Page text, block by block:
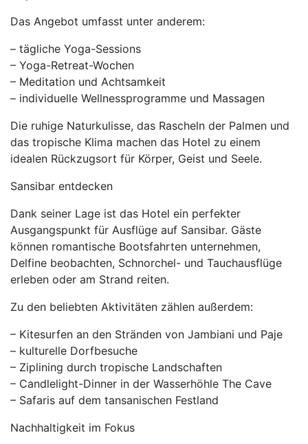
Das Angebot umfasst unter anderem:
– tägliche Yoga-Sessions
– Yoga-Retreat-Wochen
– Meditation und Achtsamkeit
– individuelle Wellnessprogramme und Massagen
Die ruhige Naturkulisse, das Rascheln der Palmen und
das tropische Klima machen das Hotel zu einem
idealen Rückzugsort für Körper, Geist und Seele.
Sansibar entdecken
Dank seiner Lage ist das Hotel ein perfekter
Ausgangspunkt für Ausflüge auf Sansibar. Gäste
können romantische Bootsfahrten unternehmen,
Delfine beobachten, Schnorchel- und Tauchausflüge
erleben oder am Strand reiten.
Zu den beliebten Aktivitäten zählen außerdem:
– Kitesurfen an den Stränden von Jambiani und Paje
– kulturelle Dorfbesuche
– Ziplining durch tropische Landschaften
– Candlelight-Dinner in der Wasserhöhle The Cave
– Safaris auf dem tansanischen Festland
Nachhaltigkeit im Fokus